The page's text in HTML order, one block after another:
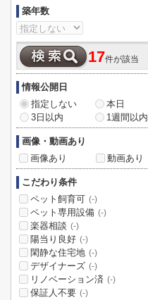
築年数
17件が該当
情報公開日
指定しない
本日
3日以内
1週間以内
画像・動画あり
画像あり
動画あり
こだわり条件
ペット飼育可 (-)
ペット専用設備 (-)
楽器相談 (-)
陽当り良好 (-)
閑静な住宅地 (-)
デザイナーズ (-)
リノベーション済 (-)
保証人不要 (-)